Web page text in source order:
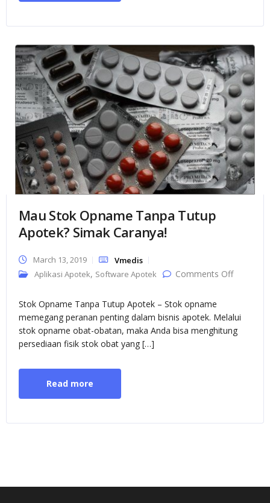
Mau Stok Opname Tanpa Tutup
Apotek? Simak Caranya!
March 13, 2019
Vmedis
Aplikasi Apotek, Software Apotek Comments Offon Mau
Apotek?
Simak
Caranya!
Stok Opname Tanpa Tutup Apotek – Stok opname
memegang peranan penting dalam bisnis apotek. Melalui
stok opname obat-obatan, maka Anda bisa menghitung
persediaan fisik stok obat yang […]
Read more